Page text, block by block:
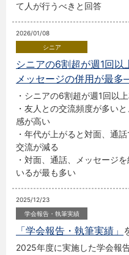
て人が行うべきと回答
2026/01/08
シニアの6割超が週1回
メッセージの併用が最
・シニアの6割超が週1回以
・友人との交流頻度が多い
感が高い
・年代が上がると対面、通
交流が減る
・対面、通話、メッセージ
いるが最も多い
2025/12/23
「学会報告・執筆実績」
2025年度に実施した学会報